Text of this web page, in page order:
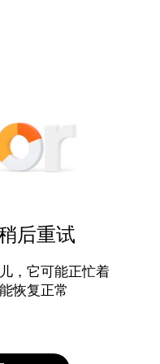
后重试
，它可能正忙着
恢复正常